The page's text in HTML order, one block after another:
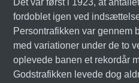
Det var først i 1923, at
fordoblet igen ved
Persontrafikken var gennem
med variationer under de to
oplevede banen et rekordår
Godstrafikken levede dog